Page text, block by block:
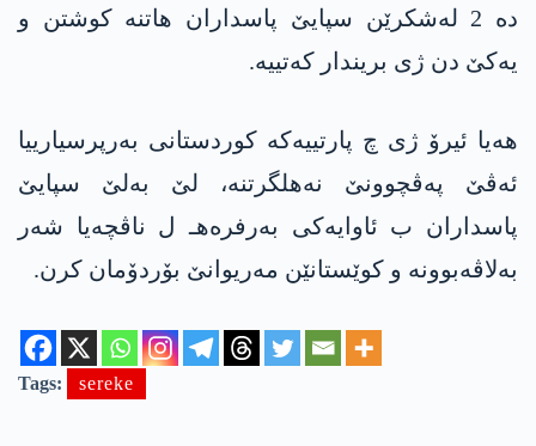
ده‌ 2 له‌شكرێن سپایێ پاسداران هاتنه‌ كوشتن و
یه‌كێ دن ژی بریندار كه‌تییه‌.
هه‌یا ئیرۆ ژی چ پارتییه‌كه‌ كوردستانی به‌رپرسیارییا
ئه‌ڤێ په‌ڤچوونێ نه‌هلگرتنه‌، لێ به‌لێ سپایێ
پاسداران ب ئاوایه‌كی به‌رفره‌هـ ل ناڤچه‌یا شه‌ر
به‌لاڤه‌بوونه‌ و كوێستانێن مه‌ریوانێ بۆردۆمان كرن.
Tags: sereke